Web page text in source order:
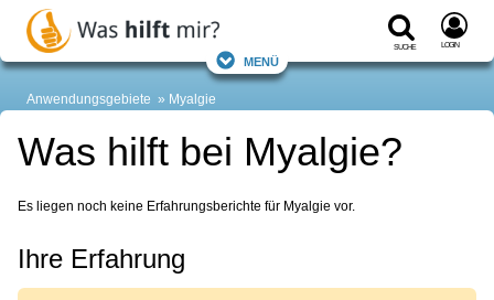
Suche Login
Menü
Anwendungsgebiete Myalgie
Was hilft bei Myalgie?
Es liegen noch keine Erfahrungsberichte für Myalgie vor.
Ihre Erfahrung